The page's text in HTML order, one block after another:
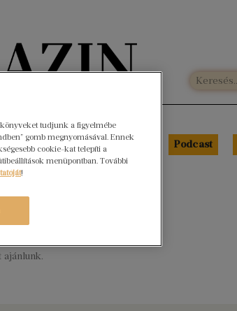
HÍREK Libri Portré Podcast
tudjunk a figyelmébe
gomb megnyomásával. Ennek
cookie-kat telepíti a
menüpontban. További
!